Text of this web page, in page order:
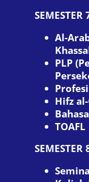
SEMESTER
Al-
PLP
Hifz
TOAFL
SEMESTER